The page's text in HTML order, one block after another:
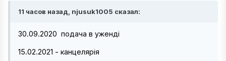
11 часов назад, njusuk1005 сказал:
30.09.2020 подача в уженді
15.02.2021 - канцелярія